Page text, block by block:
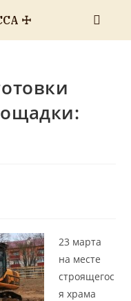
☩
23 марта
на месте
строящегос
я храма